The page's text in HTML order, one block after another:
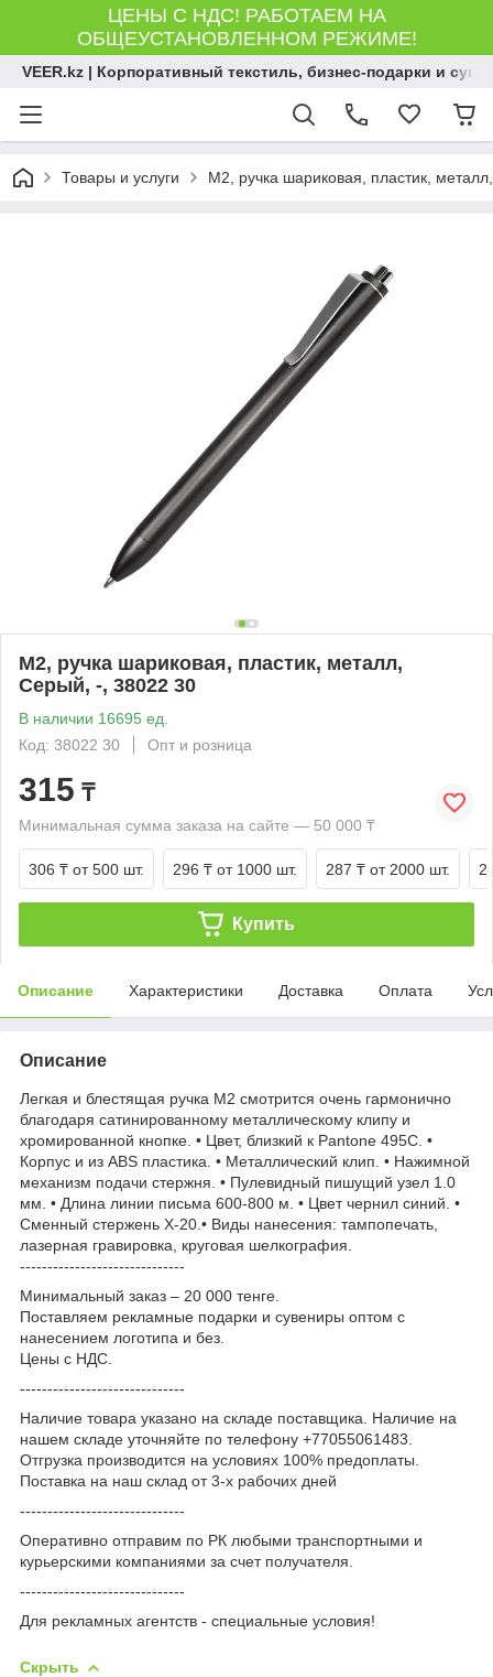
ЦЕНЫ С НДС! РАБОТАЕМ НА
ОБЩЕУСТАНОВЛЕННОМ РЕЖИМЕ!
VEER.kz | Корпоративный текстиль, бизнес-подарки и
Товары и услуги M2, ручка шариковая, пластик,
M2, ручка шариковая, пластик, металл,
Серый, -, 38022 30
В наличии 16695 ед.
Код: 38022 30
Опт и розница
315 ₸
Минимальная сумма заказа на сайте — 50 000 ₸
306 ₸ от 500 шт. 296 ₸ от 1000 шт. 287 ₸ от 2000 шт.
Купить
Описание Характеристики Доставка Оплата
Описание
Легкая и блестящая ручка M2 смотрится очень гармонично
благодаря сатинированному металлическому клипу и
хромированной кнопке. • Цвет, близкий к Pantone 495С. •
Корпус и из ABS пластика. • Металлический клип. • Нажимной
механизм подачи стержня. • Пулевидный пишущий узел 1.0
мм. • Длина линии письма 600-800 м. • Цвет чернил синий. •
Сменный стержень X-20.• Виды нанесения: тампопечать,
лазерная гравировка, круговая шелкография.
------------------------------
Минимальный заказ – 20 000 тенге.
Поставляем рекламные подарки и сувениры оптом с
нанесением логотипа и без.
Цены с НДС.
------------------------------
Наличие товара указано на складе поставщика. Наличие на
нашем складе уточняйте по телефону +77055061483.
Отгрузка производится на условиях 100% предоплаты.
Поставка на наш склад от 3-x рабочих дней
------------------------------
Оперативно отправим по РК любыми транспортными и
курьерскими компаниями за счет получателя.
------------------------------
Для рекламных агентств - специальные условия!
Скрыть